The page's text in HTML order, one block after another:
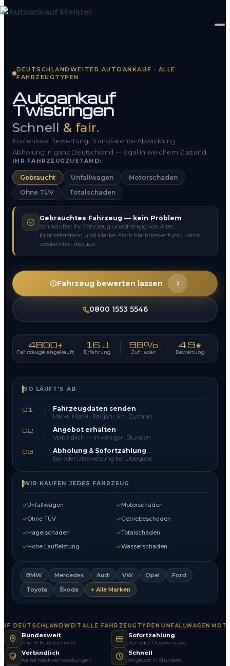
So funktioniert’s
Kontakt
FAQ
0800 1553 5546
DEUTSCHLANDWEITER AUTOANKAUF · ALLE
FAHRZEUGTYPEN
Autoankauf
Twistringen
Schnell & fair.
Kostenlose Bewertung. Transparente Abwicklung.
Abholung in ganz Deutschland — egal in welchem Zustand.
IHR FAHRZEUGZUSTAND:
Gebraucht Unfallwagen
Motorschaden
Ohne TÜV
Totalschaden
Gebrauchtes Fahrzeug — kein Problem
Wir kaufen Ihr Fahrzeug unabhängig von Alter,
Kilometerstand und Marke. Faire Marktbewertung, keine
versteckten Abzüge.
Fahrzeug bewerten lassen
0800 1553 5546
4800+
Fahrzeuge angekauft
16 J.
Erfahrung
98%
Zufrieden
4.9★
Bewertung
SO LÄUFT’S AB
01 Fahrzeugdaten senden
Marke, Modell, Baujahr, km, Zustand
02 Angebot erhalten
Verbindlich — in wenigen Stunden
03 Abholung & Sofortzahlung
Bar oder Überweisung bei Übergabe
WIR KAUFEN JEDES FAHRZEUG
Unfallwagen
Motorschaden
Ohne TÜV
Getriebeschaden
Hagelschaden
Totalschaden
Hohe Laufleistung
Wasserschaden
BMW Mercedes Audi VW Opel
Ford
Toyota
Škoda + Alle Marken
DEUTSCHLANDWEIT ALLE FAHRZEUGTYPEN·UNFALLWAGEN·
Bundesweit
Alle 16 Bundesländer
Sofortzahlung
Bar oder Überweisung
Verbindlich
Keine Nachverhandlungen
Schnell
Angebot in Stunden